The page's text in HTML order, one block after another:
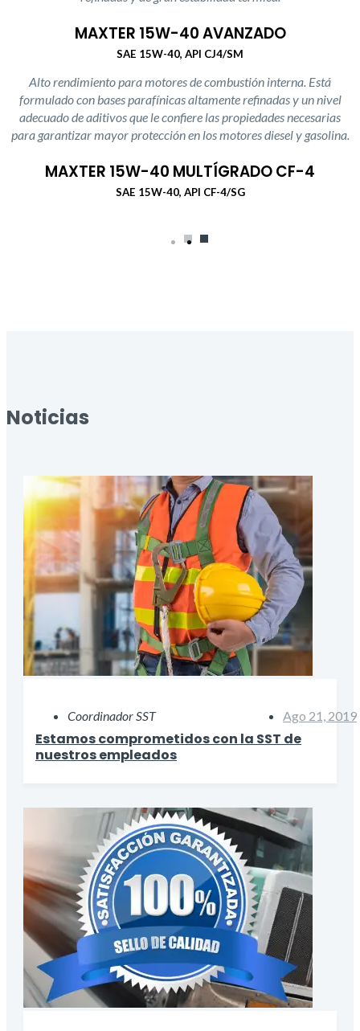
MAXTER 15W-40 AVANZADO
SAE 15W-40, API CJ4/SM
Alto rendimiento para motores de combustión interna. Está
formulado con bases parafínicas altamente refinadas y un nivel
adecuado de aditivos que le confiere las propiedades necesarias
para garantizar mayor protección en los motores diesel y gasolina.
MAXTER 15W-40 MULTÍGRADO CF-4
SAE 15W-40, API CF-4/SG
Noticias
Coordinador SST Ago 21, 2019
Estamos comprometidos con la SST de
nuestros empleados